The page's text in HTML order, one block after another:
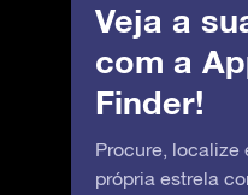
Veja a
com a
Finder!
Procure, localize
própria estrela